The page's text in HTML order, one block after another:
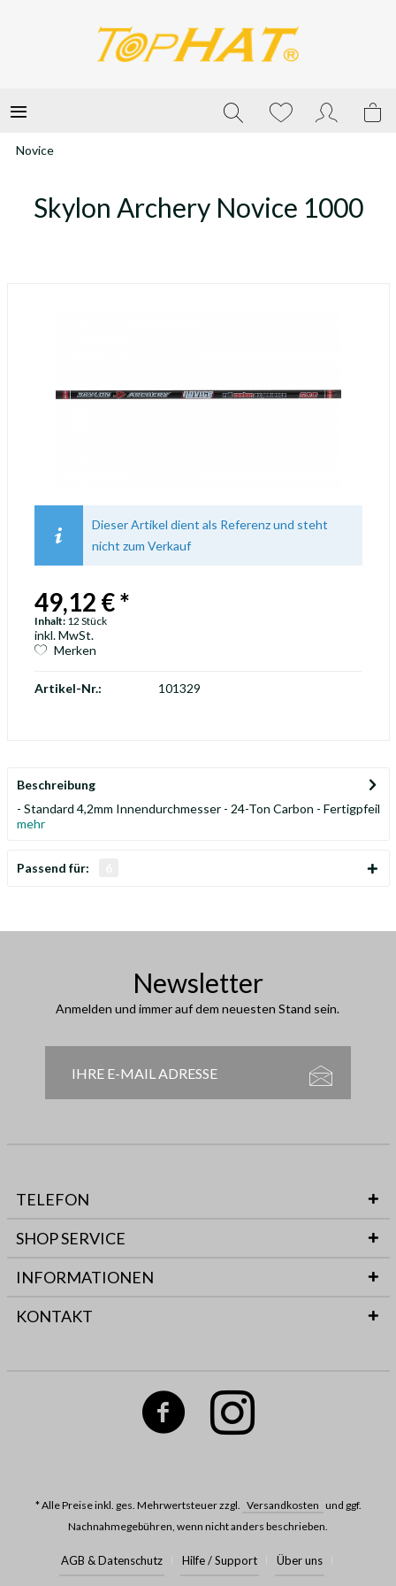
Novice
Skylon Archery Novice 1000
Dieser Artikel dient als Referenz und steht
nicht zum Verkauf
49,12 € *
Inhalt: 12 Stück
inkl. MwSt.
Merken
Artikel-Nr.: 101329
Beschreibung
- Standard 4,2mm Innendurchmesser - 24-Ton Carbon - Fertigpfeil
mehr
Passend für:
Newsletter
Anmelden und immer auf dem neuesten Stand sein.
TELEFON
SHOP SERVICE
INFORMATIONEN
KONTAKT
* Alle Preise inkl. ges. Mehrwertsteuer zzgl. Versandkosten und ggf.
Nachnahmegebühren, wenn nicht anders beschrieben.
AGB & Datenschutz Hilfe / Support Über uns